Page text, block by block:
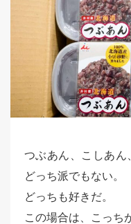
つぶあん、こしあ
どっち派でもない。
どっちも好きだ。
この場合は、こっち